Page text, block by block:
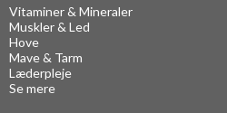
Vitaminer & Mineraler
Muskler & Led
Hove
Mave & Tarm
Læderpleje
Se mere